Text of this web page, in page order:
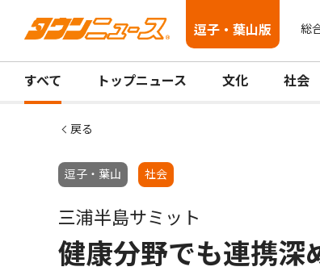
逗子・葉山版 総
すべて トップニュース 文化 社会
戻る
逗子・葉山 社会
三浦半島サミット
健康分野でも連携深